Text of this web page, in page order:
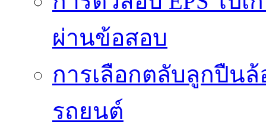
ผ่านข้อสอบ
การเลือกตลับลูกปืน
รถยนต์